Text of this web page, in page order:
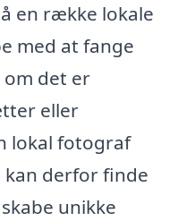
en række lokale
med at fange
det er
eller
lokal fotograf
derfor finde
unikke